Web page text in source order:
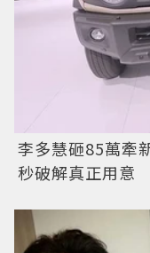
李多慧砸85萬牽
秒破解真正用意